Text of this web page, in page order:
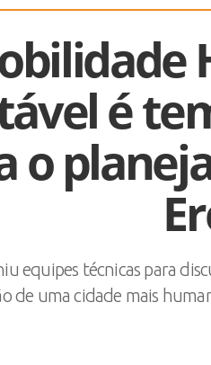
é
o
equipes técnicas para
de uma cidade mais